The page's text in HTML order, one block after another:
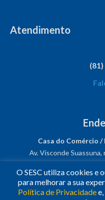
Atendimento
Casa do Comércio
Av. Visconde Suassuna,
CNPJ:
Siga-nos!
O SESC utiliza cookies e
para melhorar a sua
Política de Privacidadee,